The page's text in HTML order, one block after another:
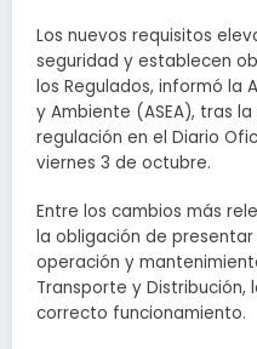
Los nuevos requisitos
seguridad y establecen
los Regulados, informó la
y Ambiente (ASEA), tras
regulación en el Diario
viernes 3 de octubre.
Entre los cambios más
la obligación de
operación y
Transporte y Distribución,
correcto funcionamiento.